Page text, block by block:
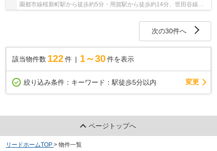
園都市線桜新町駅から徒歩約5分・用賀駅から徒歩約14分、世田谷線上
町駅から徒歩約24分。 2路線3駅利用可能な大変...
次の30件へ
該当物件数 122件 1～30 件を表示
絞り込み条件： キーワード：駅徒歩5分以内 変更
ページトップへ
リードホームTOP > 物件一覧